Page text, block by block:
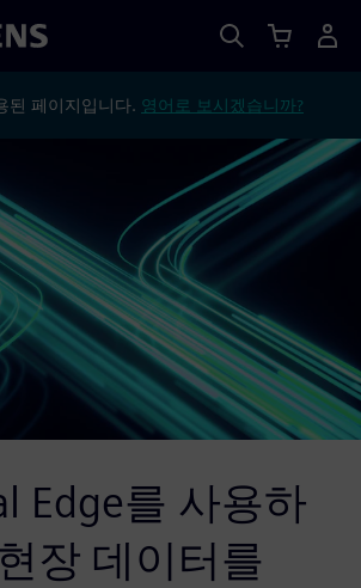
된 페이지입니다. 영어로 보시겠습니까?
Edge를 사용하
장 데이터를